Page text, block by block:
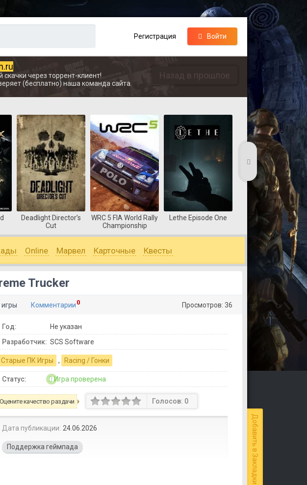
Регистрация Войти
Назад в прошлое
через торрент-клиент!
(бесплатно) наша команда сайта.
Deadlight Director’s
Cut
WRC 5 FIA World Rally
Championship
Lethe Episode One Coast Guard
Online Марвел Карточные Квесты
Добавить в Закладки
Trucker
Комментарии 0 Просмотров: 36
Год:
Не указан
Разработчик: SCS Software
Старые ПК Игры , Racing / Гонки
Статус: Игра проверена
Оцените качество раздачи Голосов: 0
Дата публикации: 24.06.2026
Поддержка геймпада